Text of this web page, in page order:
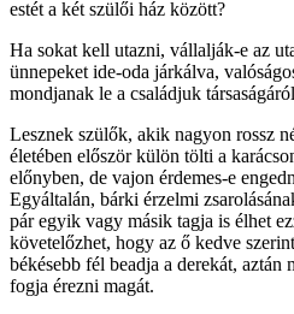
estét a két szülői ház között?
Ha sokat kell utazni, vállalják-e az
ünnepeket ide-oda járkálva,
mondjanak le a családjuk
Lesznek szülők, akik nagyon rossz
életében először külön tölti a
előnyben, de vajon érdemes-e
Egyáltalán, bárki érzelmi
pár egyik vagy másik tagja is élhet
követelőzhet, hogy az ő kedve
békésebb fél beadja a derekát, aztán
fogja érezni magát.